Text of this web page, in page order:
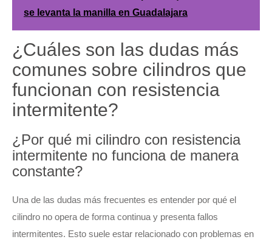
se levanta la manilla en Guadalajara
¿Cuáles son las dudas más
comunes sobre cilindros que
funcionan con resistencia
intermitente?
¿Por qué mi cilindro con resistencia
intermitente no funciona de manera
constante?
Una de las dudas más frecuentes es entender por qué el
cilindro no opera de forma continua y presenta fallos
intermitentes. Esto suele estar relacionado con problemas en